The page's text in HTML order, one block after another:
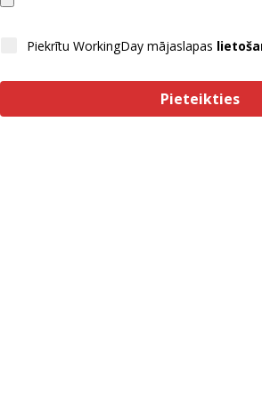
Piekrītu WorkingDay mājaslapas
Pieteikties